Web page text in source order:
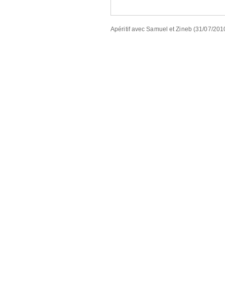
Apéritif avec Samuel et Zineb (31/07/